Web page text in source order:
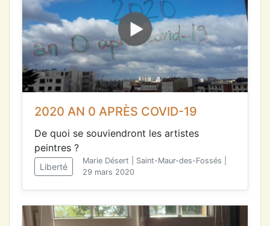
2020 AN 0 APRÈS COVID-19
De quoi se souviendront les artistes
peintres ?
Liberté
Marie Désert | Saint-Maur-des-Fossés |
29 mars 2020